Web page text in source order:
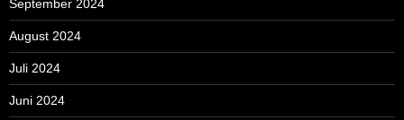
September 2024
August 2024
Juli 2024
Juni 2024